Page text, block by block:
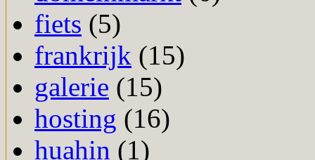
fiets (5)
frankrijk (15)
galerie (15)
hosting (16)
huahin (1)